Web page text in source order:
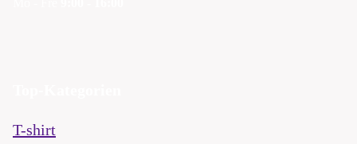
T-shirt